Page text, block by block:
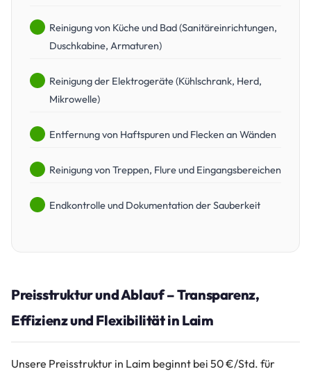
Reinigung von Küche und Bad (Sanitäreinrichtungen,
Duschkabine, Armaturen)
Reinigung der Elektrogeräte (Kühlschrank, Herd,
Mikrowelle)
Entfernung von Haftspuren und Flecken an Wänden
Reinigung von Treppen, Flure und Eingangsbereichen
Endkontrolle und Dokumentation der Sauberkeit
Preisstruktur und Ablauf – Transparenz,
Effizienz und Flexibilität in Laim
Unsere Preisstruktur in Laim beginnt bei 50 €/Std. für